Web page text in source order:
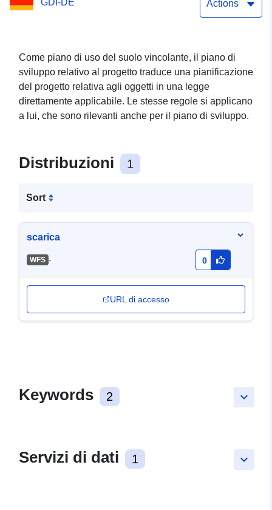
Neuzelle Gemeinde
(WFS)
Actions
Come piano di uso del suolo vincolante, il piano di
sviluppo relativo al progetto traduce una pianificazione
del progetto relativa agli oggetti in una legge
direttamente applicabile. Le stesse regole si applicano
a lui, che sono rilevanti anche per il piano di sviluppo.
Distribuzioni 1
Sort
scarica
WFS - 0
URL di accesso
keyboard_arrow_down
Keywords 2
keyboard_arrow_down
Servizi di dati 1